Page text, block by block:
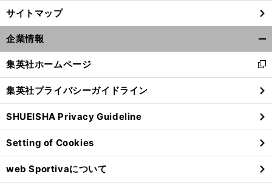
、
。
前
サイトマップ
企業情報
閉
る
集英社ホームページ
新
し
い
ウ
ィ
ン
ド
ウ
で
開
集英社プライバシーガイドライン
SHUEISHA Privacy Guideline
Setting of Cookies
web Sportivaについて